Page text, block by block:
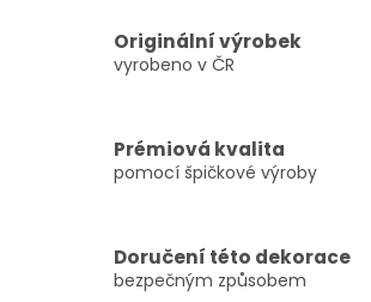
Originální výrobek
vyrobeno v ČR
Prémiová kvalita
pomocí špičkové výroby
Doručení této dekorace
bezpečným způsobem